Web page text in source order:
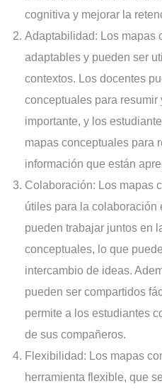
cognitiva y mejorar la
Adaptabilidad: Los mapas
adaptables y pueden ser
contextos. Los docentes
conceptuales para resumir
importante, y los
mapas conceptuales para
información que están
Colaboración: Los mapas
útiles para la colaboración
pueden trabajar juntos en
conceptuales, lo que
intercambio de ideas.
pueden ser compartidos
permite a los estudiantes
de sus compañeros.
Flexibilidad: Los mapas
herramienta flexible, que